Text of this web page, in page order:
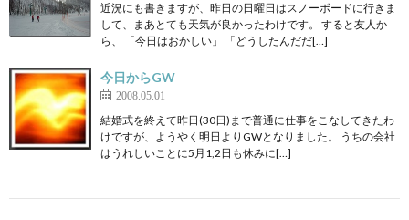
近況にも書きますが、昨日の日曜日はスノーボードに行きま
して、まあとても天気が良かったわけです。 すると友人か
ら、 「今日はおかしい」 「どうしたんだだ[…]
今日からGW
2008.05.01
結婚式を終えて昨日(30日)まで普通に仕事をこなしてきたわ
けですが、ようやく明日よりGWとなりました。 うちの会社
はうれしいことに5月1,2日も休みに[…]